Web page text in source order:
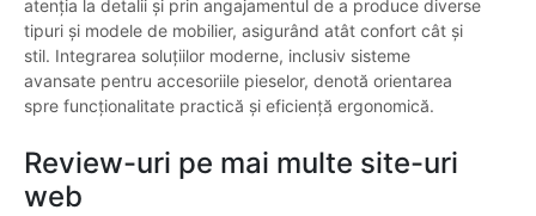
atenția la detalii și prin angajamentul de a produce diverse
tipuri și modele de mobilier, asigurând atât confort cât și
stil. Integrarea soluțiilor moderne, inclusiv sisteme
avansate pentru accesoriile pieselor, denotă orientarea
spre funcționalitate practică și eficiență ergonomică.
Review-uri pe mai multe site-uri
web